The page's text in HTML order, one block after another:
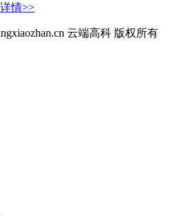
详情>>
云端高科 版权所有